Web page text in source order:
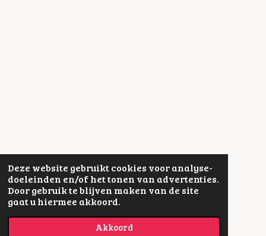
Deze website gebruikt cookies voor analyse-
doeleinden en/of het tonen van advertenties.
Door gebruik te blijven maken van de site
gaat u hiermee akkoord.
Akkoord